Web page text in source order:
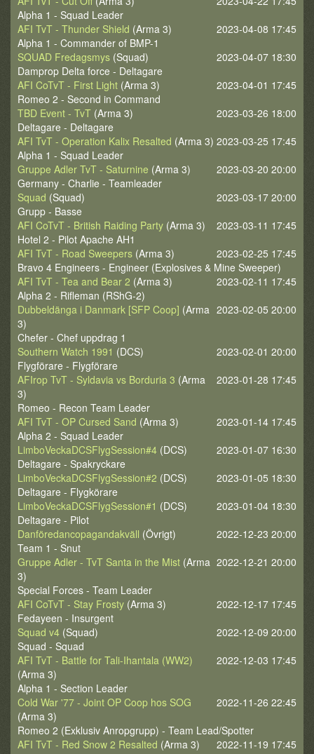
Alpha 1 - Squad Leader
2023-04-08 17:45
AFI TvT - Thunder Shield (Arma 3)
Alpha 1 - Commander of BMP-1
2023-04-07 18:30
SQUAD Fredagsmys (Squad)
Damprop Delta force - Deltagare
2023-04-01 17:45
AFI CoTvT - First Light (Arma 3)
Romeo 2 - Second in Command
2023-03-26 18:00
TBD Event - TvT (Arma 3)
Deltagare - Deltagare
2023-03-25 17:45
AFI TvT - Operation Kalix Resalted (Arma 3)
Alpha 1 - Squad Leader
2023-03-20 20:00
Gruppe Adler TvT - Saturnine (Arma 3)
Germany - Charlie - Teamleader
2023-03-17 20:00
Squad (Squad)
Grupp - Basse
2023-03-11 17:45
AFI CoTvT - British Raiding Party (Arma 3)
Hotel 2 - Pilot Apache AH1
2023-02-25 17:45
AFI TvT - Road Sweepers (Arma 3)
Bravo 4 Engineers - Engineer (Explosives & Mine Sweeper)
2023-02-11 17:45
AFI TvT - Tea and Bear 2 (Arma 3)
Alpha 2 - Rifleman (RShG-2)
2023-02-05 20:00
Dubbeldänga i Danmark [SFP Coop] (Arma
3)
Chefer - Chef uppdrag 1
2023-02-01 20:00
Southern Watch 1991 (DCS)
Flygförare - Flygförare
2023-01-28 17:45
AFIrop TvT - Syldavia vs Borduria 3 (Arma
3)
Romeo - Recon Team Leader
2023-01-14 17:45
AFI TvT - OP Cursed Sand (Arma 3)
Alpha 2 - Squad Leader
2023-01-07 16:30
LimboVeckaDCSFlygSession#4 (DCS)
Deltagare - Spakryckare
2023-01-05 18:30
LimboVeckaDCSFlygSession#2 (DCS)
Deltagare - Flygkörare
2023-01-04 18:30
LimboVeckaDCSFlygSession#1 (DCS)
Deltagare - Pilot
2022-12-23 20:00
Danföredancopagandakväll (Övrigt)
Team 1 - Snut
2022-12-21 20:00
Gruppe Adler - TvT Santa in the Mist (Arma
3)
Special Forces - Team Leader
2022-12-17 17:45
AFI CoTvT - Stay Frosty (Arma 3)
Fedayeen - Insurgent
2022-12-09 20:00
Squad v4 (Squad)
Squad - Squad
2022-12-03 17:45
AFI TvT - Battle for Tali-Ihantala (WW2)
(Arma 3)
Alpha 1 - Section Leader
2022-11-26 22:45
Cold War '77 - Joint OP Coop hos SOG
(Arma 3)
Romeo 2 (Exklusiv Anropgrupp) - Team Lead/Spotter
2022-11-19 17:45
AFI TvT - Red Snow 2 Resalted (Arma 3)